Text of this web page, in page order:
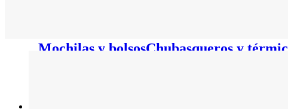
Mochilas y bolsosChubasqueros y